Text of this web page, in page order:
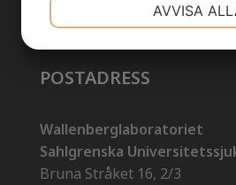
POSTADRESS
Wallenberglaboratoriet
Sahlgrenska
Bruna Stråket 16, 2/3
AVVISA